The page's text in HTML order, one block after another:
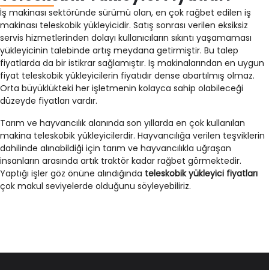
İş makinası sektöründe sürümü olan, en çok rağbet edilen iş
makinası teleskobik yükleyicidir. Satış sonrası verilen eksiksiz
servis hizmetlerinden dolayı kullanıcıların sıkıntı yaşamaması
yükleyicinin talebinde artış meydana getirmiştir. Bu talep
fiyatlarda da bir istikrar sağlamıştır. İş makinalarından en uygun
fiyat teleskobik yükleyicilerin fiyatıdır dense abartılmış olmaz.
Orta büyüklükteki her işletmenin kolayca sahip olabileceği
düzeyde fiyatları vardır.
Tarım ve hayvancılık alanında son yıllarda en çok kullanılan
makina teleskobik yükleyicilerdir. Hayvancılığa verilen teşviklerin
dahilinde alınabildiği için tarım ve hayvancılıkla uğraşan
insanların arasında artık traktör kadar rağbet görmektedir.
Yaptığı işler göz önüne alındığında teleskobik yükleyici fiyatları
çok makul seviyelerde olduğunu söyleyebiliriz.